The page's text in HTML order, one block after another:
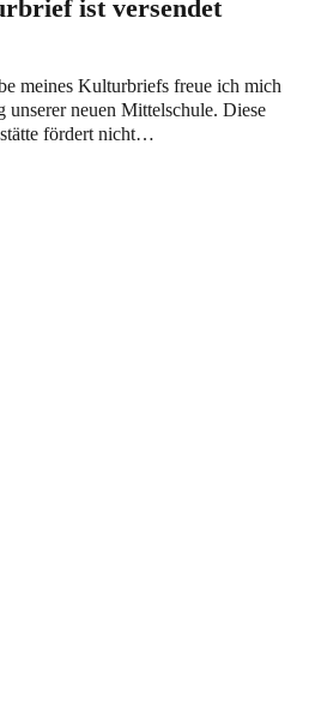
ist versendet
meines Kulturbriefs freue ich mich
unserer neuen Mittelschule. Diese
fördert nicht…